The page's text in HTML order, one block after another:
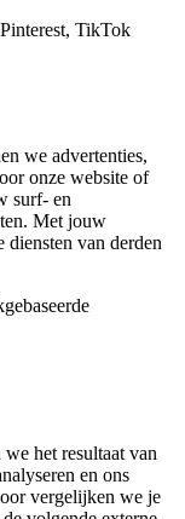
TikTok
we advertenties,
onze website of
surf- en
Met jouw
van derden
het resultaat van
en ons
vergelijken we je